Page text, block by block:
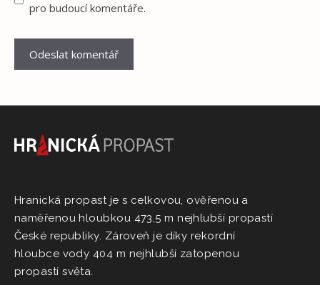
pro budoucí komentáře.
Hranická propast je s celkovou, ověřenou a
naměřenou hloubkou 473,5 m nejhlubší propastí
České republiky. Zároveň je díky rekordní
hloubce vody 404 m nejhlubší zatopenou
propastí světa.